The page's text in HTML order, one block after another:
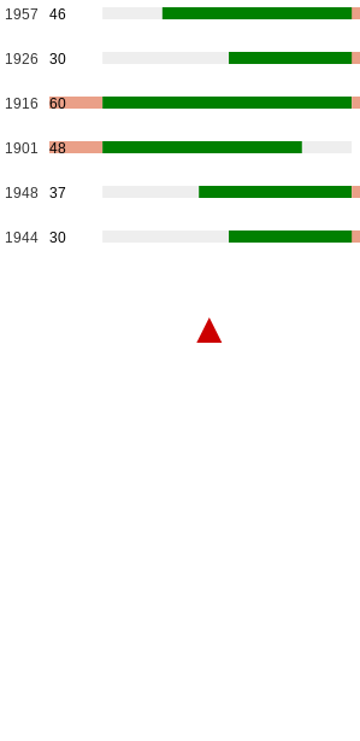
1957 46
1926 30
1916 60
1901 48
1948 37
1944 30
▲